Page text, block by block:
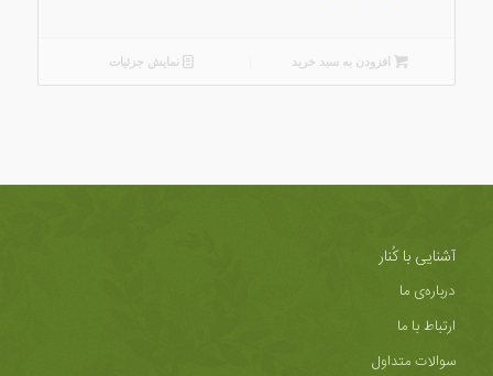
افزودن به سبد خرید نمایش جزئیات
آشنایی با کُنار
درباره‌ی ما
ارتباط با ما
سوالات متداول